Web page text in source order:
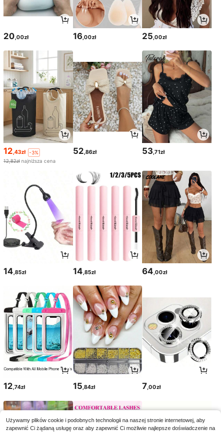
20 ,00zł 16,00zł 25 ,00zł
12,43zł
-3%
12,82zł najniższa cena
52,86zł 53,71zł
14,85zł 14,85zł 64,00zł
12,74zł 15,84zł 7,00zł
Używamy plików cookie i podobnych technologii na naszej stronie internetowej, aby
zapewnić Ci żądaną usługę oraz aby zapewnić Ci możliwie najlepsze doświadczenie na